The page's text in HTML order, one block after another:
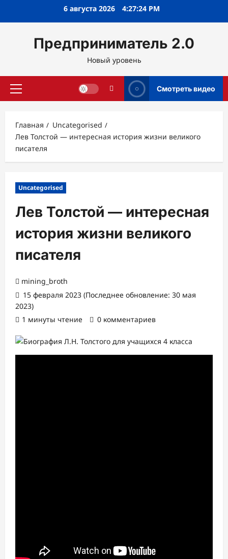
6 августа 2026 4:27:25 PM
Предприниматель 2.0
Новый уровень
Основное
Смотреть видео
Главная
Uncategorised
Лев Толстой — интересная история жизни великого
писателя
Uncategorised
Лев Толстой — интересная
история жизни великого
писателя
mining_broth
15 февраля 2023 (Последнее обновление: 30 мая
2023)
1 минуты чтение
0 комментариев